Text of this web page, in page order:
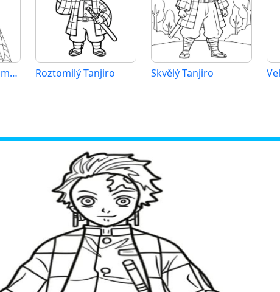
Tanjiro v anime Kimetsu no Yaiba Roztomilý Tanjiro Skvělý Tanjiro